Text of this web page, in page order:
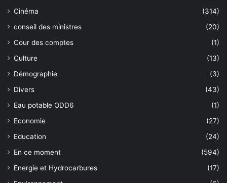
Cinéma
(314)
conseil des ministres
(20)
Cour des comptes
(1)
Culture
(13)
Démographie
(3)
Divers
(43)
Eau potable ODD6
(1)
Economie
(27)
Education
(24)
En ce moment
(594)
Energie et Hydrocarbures
(17)